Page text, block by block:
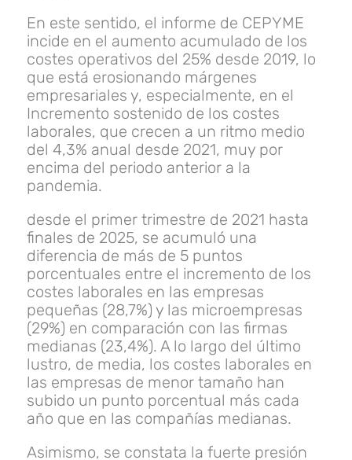
En este sentido, el informe de CEPYME
incide en el aumento acumulado de los
costes operativos del 25% desde 2019, lo
que está erosionando márgenes
empresariales y, especialmente, en el
Incremento sostenido de los costes
laborales, que crecen a un ritmo medio
del 4,3% anual desde 2021, muy por
encima del periodo anterior a la
pandemia.
desde el primer trimestre de 2021 hasta
finales de 2025, se acumuló una
diferencia de más de 5 puntos
porcentuales entre el incremento de los
costes laborales en las empresas
pequeñas (28,7%) y las microempresas
(29%) en comparación con las firmas
medianas (23,4%). A lo largo del último
lustro, de media, los costes laborales en
las empresas de menor tamaño han
subido un punto porcentual más cada
año que en las compañías medianas.
Asimismo, se constata la fuerte presión